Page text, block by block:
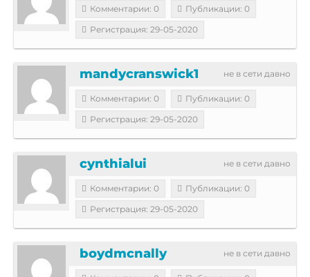
Комментарии: 0
Публикации: 0
Регистрация: 29-05-2020
не в сети давно
mandycranswick1
Комментарии: 0
Публикации: 0
Регистрация: 29-05-2020
не в сети давно
cynthialui
Комментарии: 0
Публикации: 0
Регистрация: 29-05-2020
не в сети давно
boydmcnally